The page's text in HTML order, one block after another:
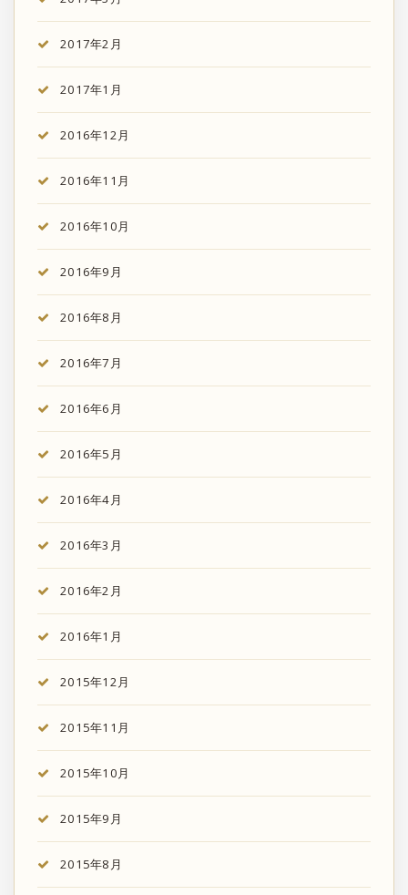
2017年2月
2017年1月
2016年12月
2016年11月
2016年10月
2016年9月
2016年8月
2016年7月
2016年6月
2016年5月
2016年4月
2016年3月
2016年2月
2016年1月
2015年12月
2015年11月
2015年10月
2015年9月
2015年8月